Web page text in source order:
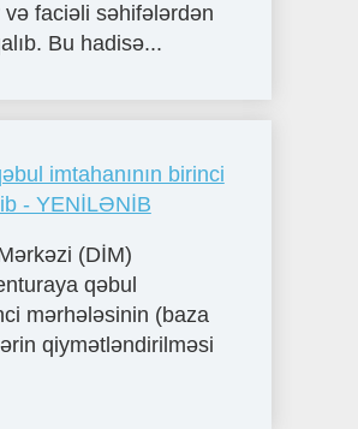
və faciəli səhifələrdən
Bu hadisə...
imtahanının birinci
- YENİLƏNİB
(DİM)
qəbul
mərhələsinin (baza
qiymətləndirilməsi